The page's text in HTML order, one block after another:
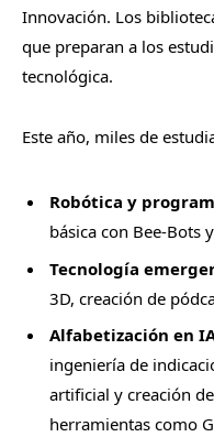
Innovación. Los
que preparan a los
tecnológica.
Este año, miles de
Robótica y
básica con Bee-Bots
Tecnología
3D, creación de
Alfabetización en
ingeniería de
artificial y creación
herramientas como